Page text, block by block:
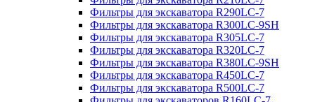
Фильтры для экскаватора R290LC-7
Фильтры для экскаватора R300LC-9SH
Фильтры для экскаватора R305LC-7
Фильтры для экскаватора R320LC-7
Фильтры для экскаватора R380LC-9SH
Фильтры для экскаватора R450LC-7
Фильтры для экскаватора R500LC-7